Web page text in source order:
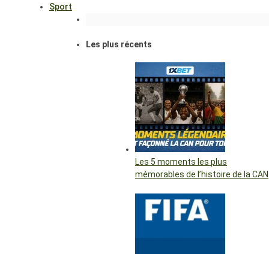
Sport
Les plus récents
Les 5 moments les plus
mémorables de l’histoire de la CAN